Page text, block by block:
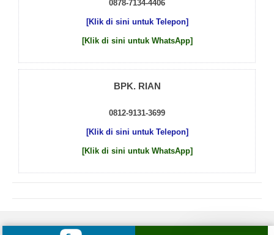
0878-7134-4406
[Klik di sini untuk Telepon]
[Klik di sini untuk WhatsApp]
BPK. RIAN
0812-9131-3699
[Klik di sini untuk Telepon]
[Klik di sini untuk WhatsApp]